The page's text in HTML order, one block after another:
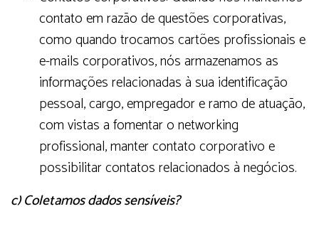
contato em razão de questões corporativas,
como quando trocamos cartões profissionais e
e-mails corporativos, nós armazenamos as
informações relacionadas à sua identificação
pessoal, cargo, empregador e ramo de atuação,
com vistas a fomentar o networking
profissional, manter contato corporativo e
possibilitar contatos relacionados à negócios.
c) Coletamos dados sensíveis?